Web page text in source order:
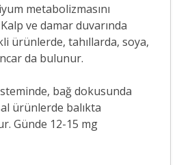
metabolizmasını
ve damar duvarında
ürünlerde, tahıllarda, soya,
da bulunur.
bağ dokusunda
ürünlerde balıkta
Günde 12-15 mg